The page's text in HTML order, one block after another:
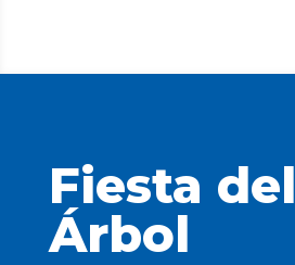
Fiesta del
Árbol